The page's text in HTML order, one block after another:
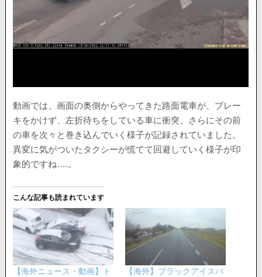
動画では、画面の奥側からやってきた路面電車が、ブレー
キをかけず、左折待ちをしている車に衝突、さらにその前
の車を次々と巻き込んでいく様子が記録されていました。
異変に気がついたタクシーが慌てて回避していく様子が印
象的ですね….。
こんな記事も読まれています
【海外ニュース・動画】ト
【海外】ブラックアイスバ